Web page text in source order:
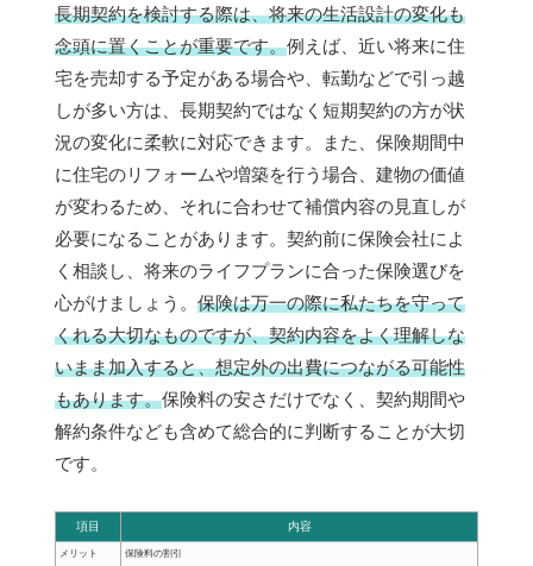
長期契約を検討する際は、将来の生活設計の変化も
念頭に置くことが重要です。例えば、近い将来に住
宅を売却する予定がある場合や、転勤などで引っ越
しが多い方は、長期契約ではなく短期契約の方が状
況の変化に柔軟に対応できます。また、保険期間中
に住宅のリフォームや増築を行う場合、建物の価値
が変わるため、それに合わせて補償内容の見直しが
必要になることがあります。契約前に保険会社によ
く相談し、将来のライフプランに合った保険選びを
心がけましょう。 保険は万一の際に私たちを守って
くれる大切なものですが、契約内容をよく理解しな
いまま加入すると、想定外の出費につながる可能性
もあります。保険料の安さだけでなく、契約期間や
解約条件なども含めて総合的に判断することが大切
です。
項目 内容
メリット 保険料の割引